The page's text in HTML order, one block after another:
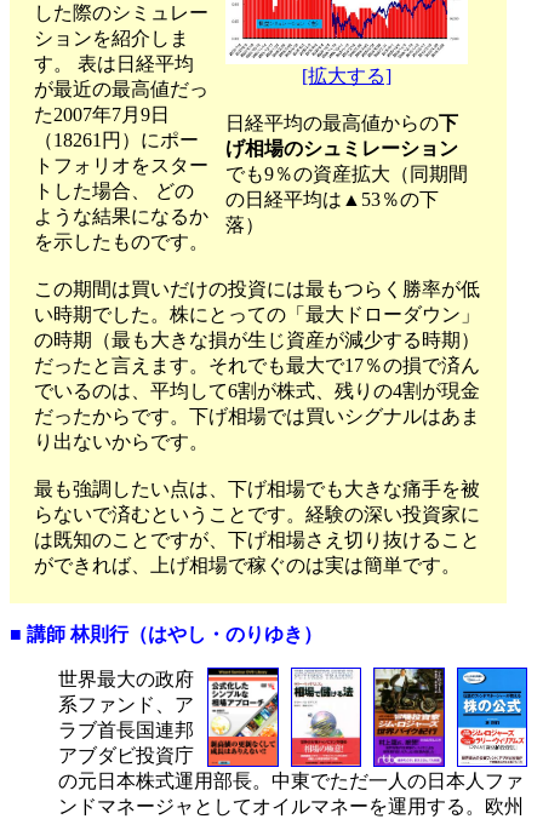
[拡大する]
日経平均の最高値からの下
げ相場のシュミレーション
でも9％の資産拡大（同期間
の日経平均は▲53％の下
落）
した際のシミュレー
ションを紹介しま
す。 表は日経平均
が最近の最高値だっ
た2007年7月9日
（18261円）にポー
トフォリオをスター
トした場合、 どの
ような結果になるか
を示したものです。
この期間は買いだけの投資には最もつらく勝率が低
い時期でした。株にとっての「最大ドローダウン」
の時期（最も大きな損が生じ資産が減少する時期）
だったと言えます。それでも最大で17％の損で済ん
でいるのは、平均して6割が株式、残りの4割が現金
だったからです。下げ相場では買いシグナルはあま
り出ないからです。
最も強調したい点は、下げ相場でも大きな痛手を被
らないで済むということです。経験の深い投資家に
は既知のことですが、下げ相場さえ切り抜けること
ができれば、上げ相場で稼ぐのは実は簡単です。
■ 講師 林則行（はやし・のりゆき）
世界最大の政府
系ファンド、ア
ラブ首長国連邦
アブダビ投資庁
の元日本株式運用部長。中東でただ一人の日本人ファ
ンドマネージャとしてオイルマネーを運用する。欧州